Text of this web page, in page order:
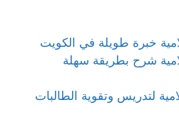
خبرة طويلة في الكويت
شرح بطريقة سهلة
لتدريس وتقوية الطالبات